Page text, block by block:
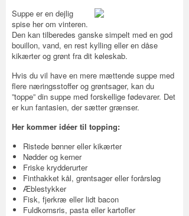
Suppe er en dejlig
spise her om vinteren.
Den kan tilberedes ganske simpelt med en god
bouillon, vand, en rest kylling eller en dåse
kikærter og grønt fra dit køleskab.
Hvis du vil have en mere mættende suppe med
flere næringsstoffer og grøntsager, kan du
”toppe” din suppe med forskellige fødevarer. Det
er kun fantasien, der sætter grænser.
Her kommer idéer til topping:
Ristede bønner eller kikærter
Nødder og kerner
Friske krydderurter
Finthakket kål, grøntsager eller forårsløg
Æblestykker
Fisk, fjerkræ eller lidt bacon
Fuldkornsris, pasta eller kartofler